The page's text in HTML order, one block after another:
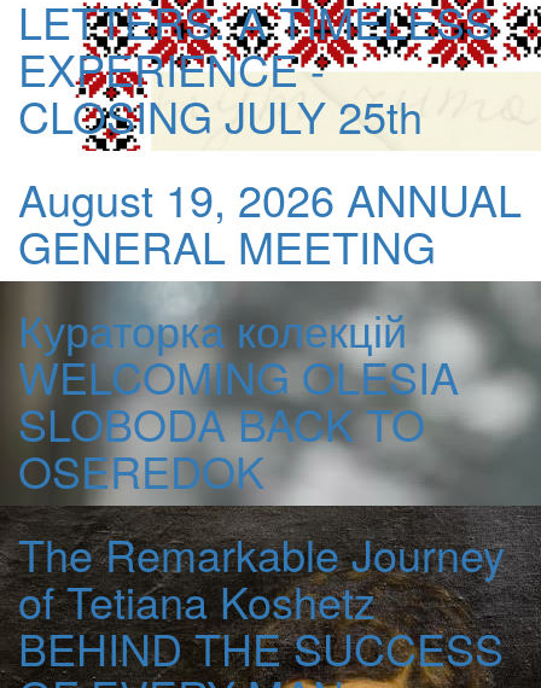
LETTERS: A TIMELESS
EXPERIENCE -
CLOSING JULY 25th
August 19, 2026 ANNUAL
GENERAL MEETING
Кураторка колекцій
WELCOMING OLESIA
SLOBODA BACK TO
OSEREDOK
The Remarkable Journey
of Tetiana Koshetz
BEHIND THE SUCCESS